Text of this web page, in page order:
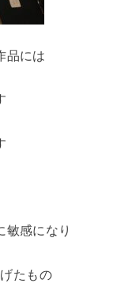
品には
敏感になり
たもの